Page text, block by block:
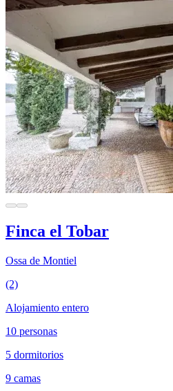
Finca el Tobar
Ossa de Montiel
(2)
Alojamiento entero
10 personas
5 dormitorios
9 camas